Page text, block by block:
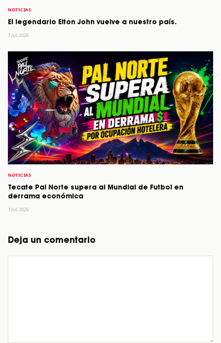
NOTICIAS
El legendario Elton John vuelve a nuestro país.
7 Jul, 2026
NOTICIAS
Tecate Pal Norte supera al Mundial de Futbol en
derrama económica
1 Jul, 2026
Deja un comentario
Comentario